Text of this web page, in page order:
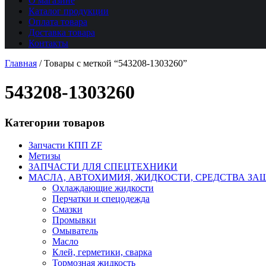
Каталог продукции
Оплата товара
Доставка товара
Контакты
Главная /Товары с меткой “543208-1303260”
543208-1303260
Категории товаров
Запчасти КПП ZF
Метизы
ЗАПЧАСТИ ДЛЯ СПЕЦТЕХНИКИ
МАСЛА, АВТОХИМИЯ, ЖИДКОСТИ, СРЕДСТВА
Охлаждающие жидкости
Перчатки и спецодежда
Смазки
Промывки
Омыватель
Масло
Клей, герметики, сварка
Тормозная жидкость